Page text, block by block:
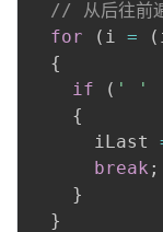
// 从后往前
for
( i = (
{
if
( ' '
{
      iLast
break ;
}
}